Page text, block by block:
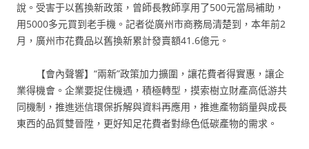
說。受害于以舊換新政策，曾師長教師享用了500元當局補助，
用5000多元買到老手機。記者從廣州市商務局清楚到，本年前2
月，廣州市花費品以舊換新累計發賣額41.6億元。
【會內聲響】“兩新”政策加力擴圍，讓花費者得實惠，讓企
業得機會。企業要捉住機遇，積極轉型，摸索樹立財產高低游共
同機制，推進迷信環保拆解與資料再應用，推進產物銷量與成長
東西的品質雙晉陞，更好知足花費者對綠色低碳產物的需求。